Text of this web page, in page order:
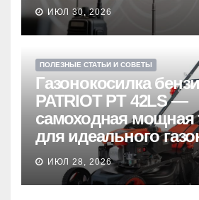
ИЮЛ 30, 2026
ПОЛЕЗНЫЕ СТАТЬИ И СОВЕТЫ
Газонокосилка
PATRIOT PT 42LS —
самоходная мощная
для идеального
ИЮЛ 28, 2026